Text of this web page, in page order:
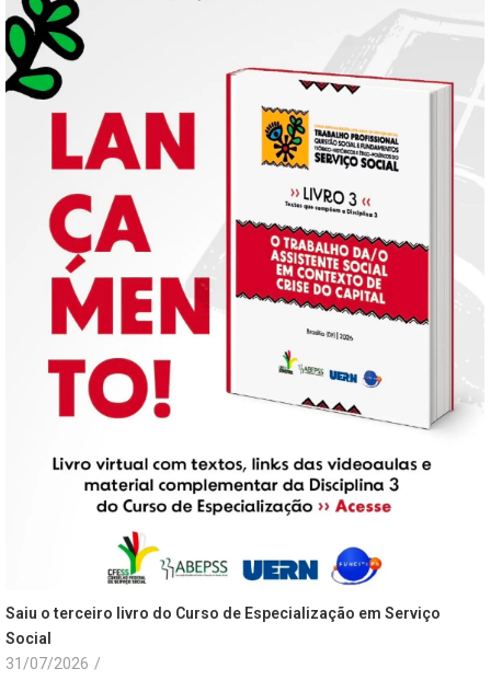
Saiu o terceiro livro do Curso de Especialização em Serviço
Social
31/07/2026 /